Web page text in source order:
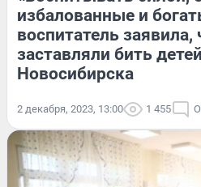
избалованные и
воспитатель заявила,
заставляли бить
Новосибирска
2 декабря, 2023, 13:00 1 455